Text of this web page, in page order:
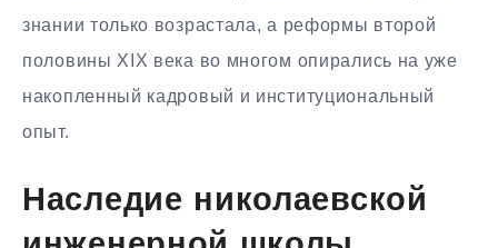
знании только возрастала, а реформы второй
половины XIX века во многом опирались на уже
накопленный кадровый и институциональный
опыт.
Наследие николаевской